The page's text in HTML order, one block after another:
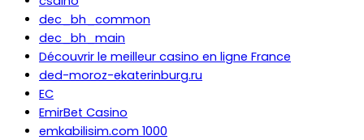
dec_bh_common
dec_bh_main
Découvrir le meilleur casino en ligne France
ded-moroz-ekaterinburg.ru
EC
EmirBet Casino
emkabilisim.com 1000